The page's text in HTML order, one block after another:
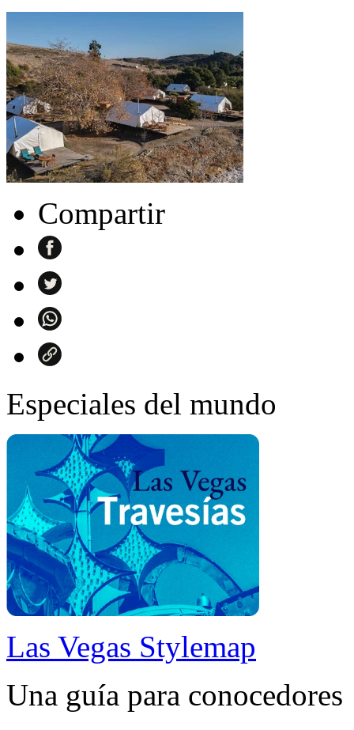
Compartir
Especiales del mundo
Las Vegas Stylemap
Una guía para conocedores